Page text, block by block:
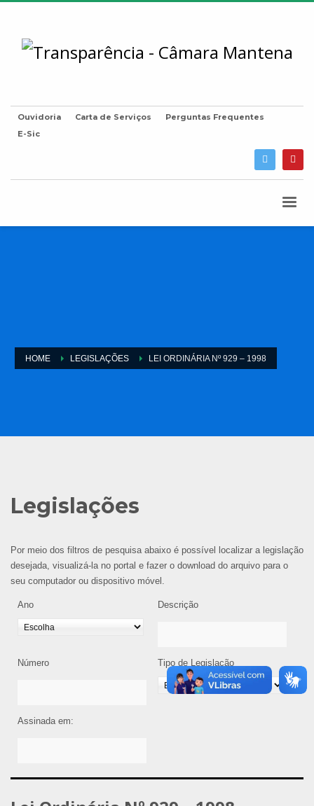
Ouvidoria Carta de Serviços
Perguntas Frequentes
E-Sic
HOME LEGISLAÇÕES LEI ORDINÁRIA Nº 929 – 1998
Legislações
Por meio dos filtros de pesquisa abaixo é possível localizar a legislação
desejada, visualizá-la no portal e fazer o download do arquivo para o
seu computador ou dispositivo móvel.
Ano Descrição
Número Tipo de Legislação
Assinada em: